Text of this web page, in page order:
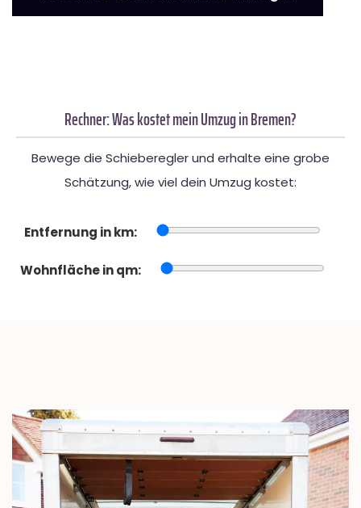
Rechner: Was kostet mein Umzug in Bremen?
Bewege die Schieberegler und erhalte eine grobe
Schätzung, wie viel dein Umzug kostet:
Entfernung in km:
Wohnfläche in qm: